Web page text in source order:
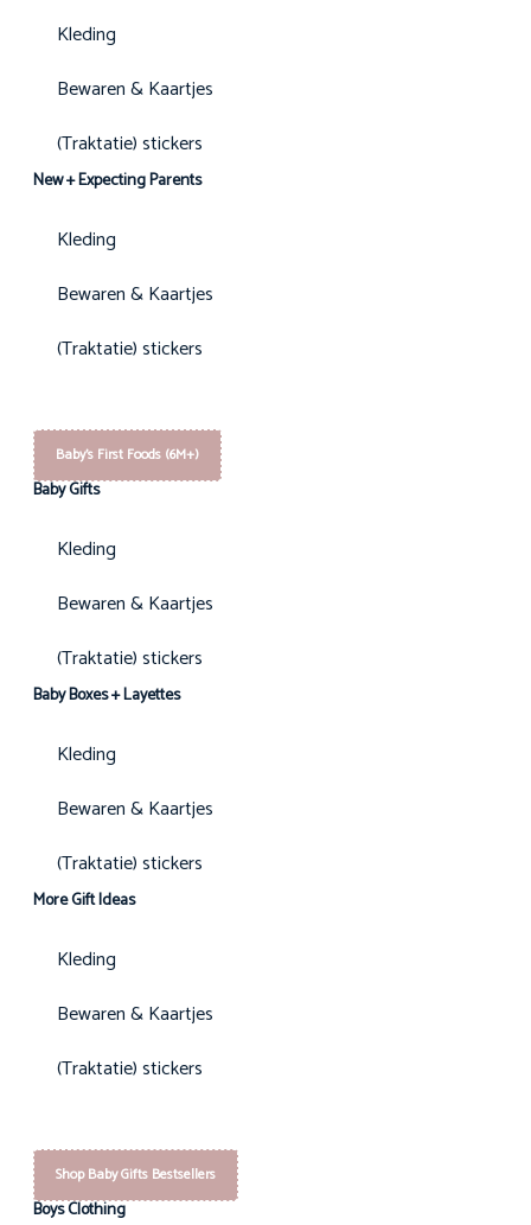
Kleding
Bewaren & Kaartjes
(Traktatie) stickers
New + Expecting Parents
Kleding
Bewaren & Kaartjes
(Traktatie) stickers
Baby's First Foods (6M+)
Baby Gifts
Kleding
Bewaren & Kaartjes
(Traktatie) stickers
Baby Boxes + Layettes
Kleding
Bewaren & Kaartjes
(Traktatie) stickers
More Gift Ideas
Kleding
Bewaren & Kaartjes
(Traktatie) stickers
Shop Baby Gifts Bestsellers
Boys Clothing